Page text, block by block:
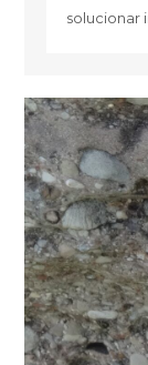
solucionar